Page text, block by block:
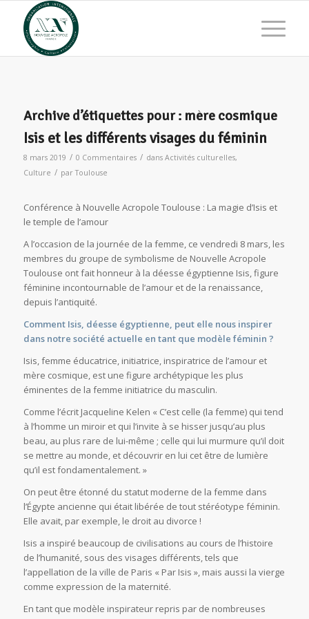
Archive d’étiquettes pour : mère cosmique
Isis et les différents visages du féminin
8 mars 2019 / 0 Commentaires / dans Activités culturelles,
Culture / parToulouse
Conférence à Nouvelle Acropole Toulouse : La magie d’Isis et
le temple de l’amour
A l’occasion de la journée de la femme, ce vendredi 8 mars, les
membres du groupe de symbolisme de Nouvelle Acropole
Toulouse ont fait honneur à la déesse égyptienne Isis, figure
féminine incontournable de l’amour et de la renaissance,
depuis l’antiquité.
Comment Isis, déesse égyptienne, peut elle nous inspirer
dans notre société actuelle en tant que modèle féminin ?
Isis, femme éducatrice, initiatrice, inspiratrice de l’amour et
mère cosmique, est une figure archétypique les plus
éminentes de la femme initiatrice du masculin.
Comme l’écrit Jacqueline Kelen « C’est celle (la femme) qui tend
à l’homme un miroir et qui l’invite à se hisser jusqu’au plus
beau, au plus rare de lui-même ; celle qui lui murmure qu’il doit
se mettre au monde, et découvrir en lui cet être de lumière
qu’il est fondamentalement. »
On peut être étonné du statut moderne de la femme dans
l’Égypte ancienne qui était libérée de tout stéréotype féminin.
Elle avait, par exemple, le droit au divorce !
Isis a inspiré beaucoup de civilisations au cours de l’histoire
de l’humanité, sous des visages différents, tels que
l’appellation de la ville de Paris « Par Isis », mais aussi la vierge
comme expression de la maternité.
En tant que modèle inspirateur repris par de nombreuses